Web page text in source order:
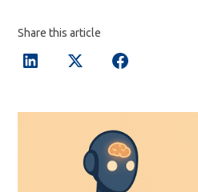
Share this article